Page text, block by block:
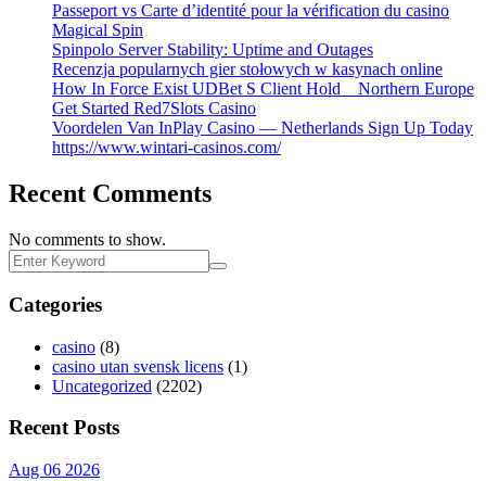
Passeport vs Carte d’identité pour la vérification du casino
Magical Spin
Spinpolo Server Stability: Uptime and Outages
Recenzja popularnych gier stołowych w kasynach online
How In Force Exist UDBet S Client Hold _ Northern Europe
Get Started Red7Slots Casino
Voordelen Van InPlay Casino — Netherlands Sign Up Today
https://www.wintari-casinos.com/
Recent Comments
No comments to show.
Categories
casino (8)
casino utan svensk licens (1)
Uncategorized (2202)
Recent Posts
Aug 06 2026